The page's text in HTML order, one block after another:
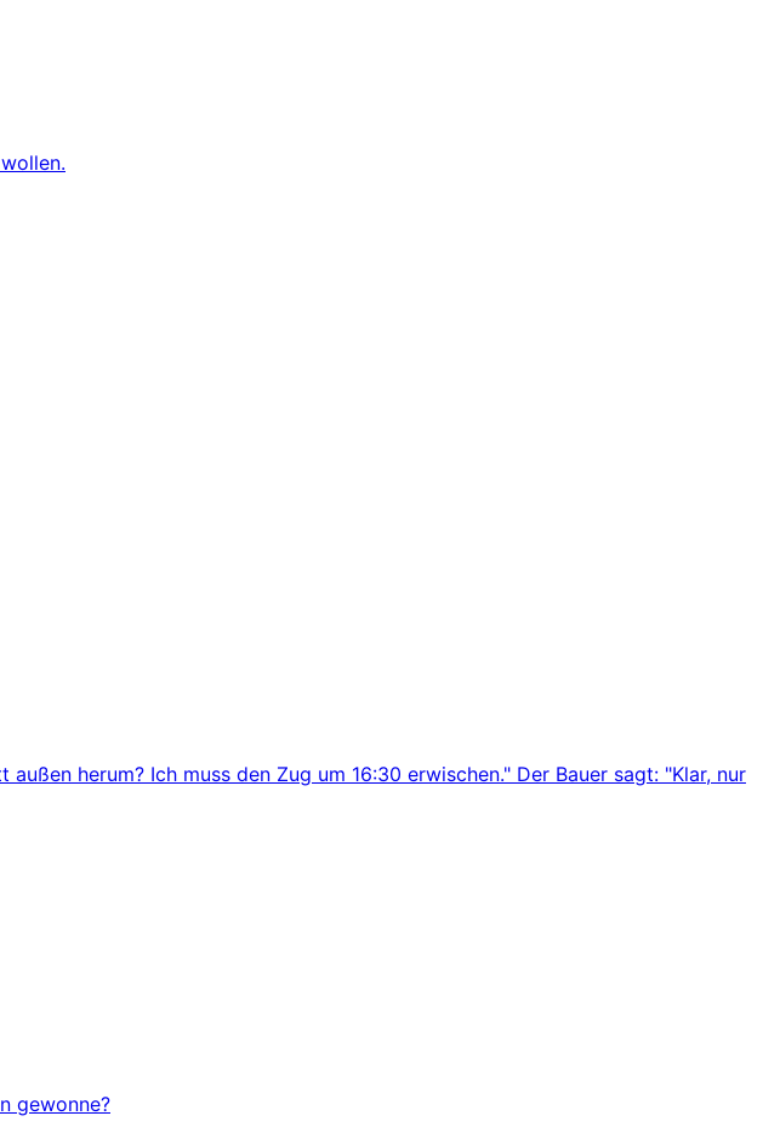
herum? Ich muss den Zug um 16:30 erwischen." Der Bauer sagt: "Klar, nur
gewonne?